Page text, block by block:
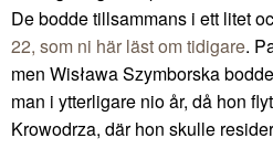
De bodde tillsammans i ett litet
22, som ni här läst om tidigare.
men Wisława Szymborska
man i ytterligare nio år, då hon
Krowodrza, där hon skulle